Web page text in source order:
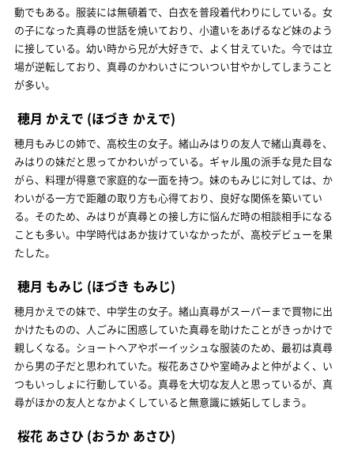
動でもある。服装には無頓着で、白衣を普段着代わりにしている。女
の子になった真尋の世話を焼いており、小遣いをあげるなど妹のよう
に接している。幼い時から兄が大好きで、よく甘えていた。今では立
場が逆転しており、真尋のかわいさについつい甘やかしてしまうこと
が多い。
穂月 かえで (ほづき かえで)
穂月もみじの姉で、高校生の女子。緒山みはりの友人で緒山真尋を、
みはりの妹だと思ってかわいがっている。ギャル風の派手な見た目な
がら、料理が得意で家庭的な一面を持つ。妹のもみじに対しては、か
わいがる一方で距離の取り方も心得ており、良好な関係を築いてい
る。そのため、みはりが真尋との接し方に悩んだ時の相談相手になる
ことも多い。中学時代はあか抜けていなかったが、高校デビューを果
たした。
穂月 もみじ (ほづき もみじ)
穂月かえでの妹で、中学生の女子。緒山真尋がスーパーまで買物に出
かけたものの、人ごみに困惑していた真尋を助けたことがきっかけで
親しくなる。ショートヘアやボーイッシュな服装のため、最初は真尋
から男の子だと思われていた。桜花あさひや室崎みよと仲がよく、い
つもいっしょに行動している。真尋を大切な友人と思っているが、真
尋がほかの友人となかよくしていると無意識に嫉妬してしまう。
桜花 あさひ (おうか あさひ)